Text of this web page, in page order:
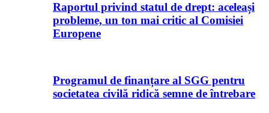
Raportul privind statul de drept: aceleași
probleme, un ton mai critic al Comisiei
Europene
Programul de finanțare al SGG pentru
societatea civilă ridică semne de întrebare